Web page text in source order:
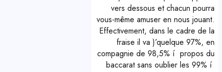
vers dessous et chacun pourra
vous-même amuser en nous jouant.
Effectivement, dans le cadre de la
fraise il va )’quelque 97%, en
compagnie de 98,5% í propos du
baccarat sans oublier les 99% í